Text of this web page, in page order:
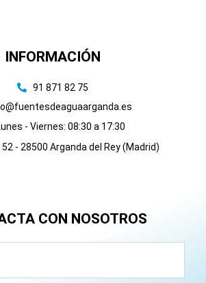
INFORMACIÓN
91 871 82 75
- Viernes: 08:30 a 17:30
52 - 28500 Arganda del Rey (Madrid)
CON NOSOTROS